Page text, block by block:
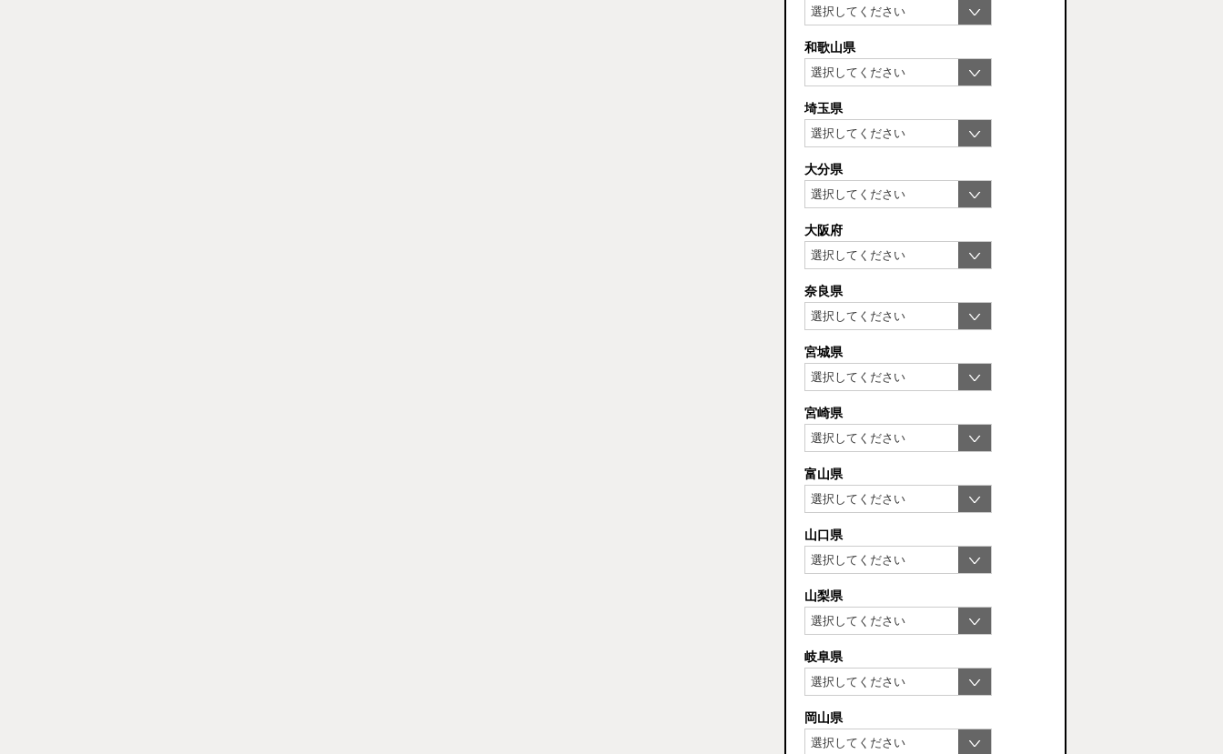
和歌山県
埼玉県
大分県
大阪府
奈良県
宮城県
宮崎県
富山県
山口県
山梨県
岐阜県
岡山県